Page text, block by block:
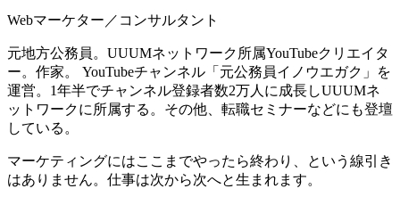
Webマーケター／コンサルタント
元地方公務員。UUUMネットワーク所属YouTubeクリエイタ
ー。作家。 YouTubeチャンネル「元公務員イノウエガク」を
運営。1年半でチャンネル登録者数2万人に成長しUUUMネ
ットワークに所属する。その他、転職セミナーなどにも登壇
している。
マーケティングにはここまでやったら終わり、という線引き
はありません。仕事は次から次へと生まれます。